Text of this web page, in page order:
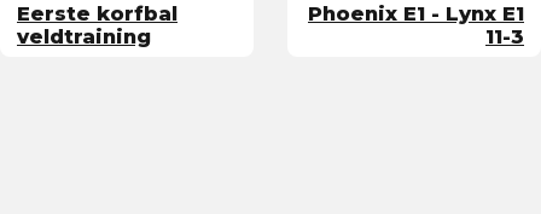
Eerste korfbal
veldtraining
Phoenix E1 - Lynx E1
11-3